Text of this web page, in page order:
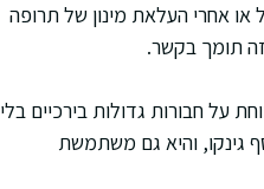
אחרי העלאת מינון של תרופה
תומך בקשר.
היא מדווחת על חבורות גדולות בירכיים בלי
גינקו, והיא גם משתמשת